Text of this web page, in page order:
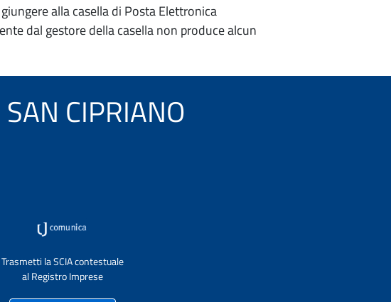
alla casella di Posta Elettronica
dal gestore della casella non produce alcun
CIPRIANO
Trasmetti la SCIA contestuale
al Registro Imprese